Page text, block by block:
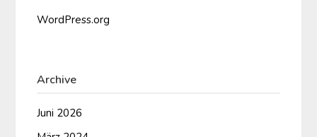
WordPress.org
Archive
Juni 2026